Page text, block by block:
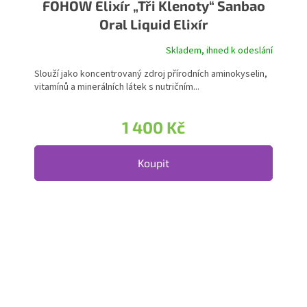
FOHOW Elixír „Tři Klenoty“ Sanbao
Oral Liquid Elixír
Průměrné hodnocení produktu je 5,0 z 5 hvězdiček.
Skladem, ihned k odeslání
1 400 Kč
Koupit
Slouží jako koncentrovaný zdroj přírodních aminokyselin,
vitamínů a minerálních látek s nutričním...